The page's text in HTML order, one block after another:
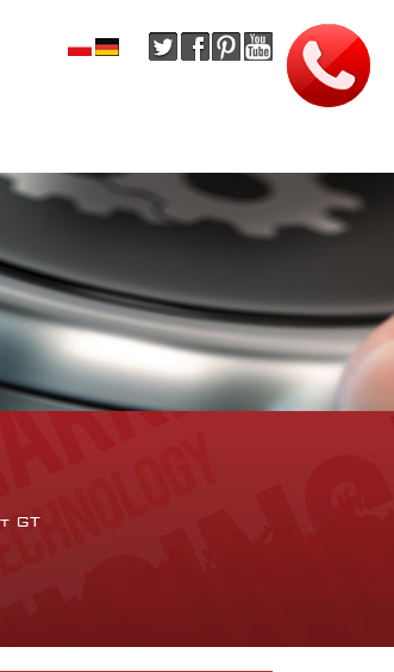
GT